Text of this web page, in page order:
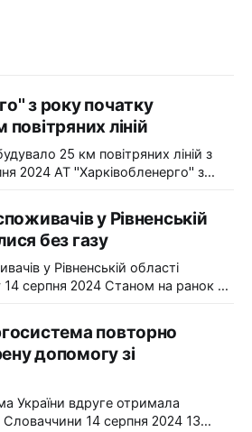
з року початку
ліній
25 км повітряних ліній з
та встановило 5 нових
інвестиційної програми на
у Рівненській
без газу
у Рівненській області
газопостачання через
в
з населених пунктів в
авіабомбою пошкоджено
повторно
допомогу зі
14 серпня 2024 13